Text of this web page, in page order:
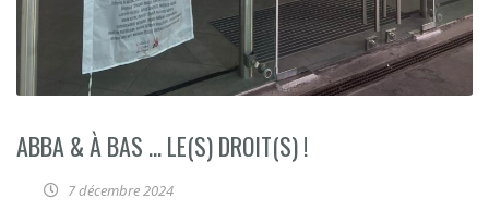
ABBA & À BAS … LE(S) DROIT(S) !
7 décembre 2024